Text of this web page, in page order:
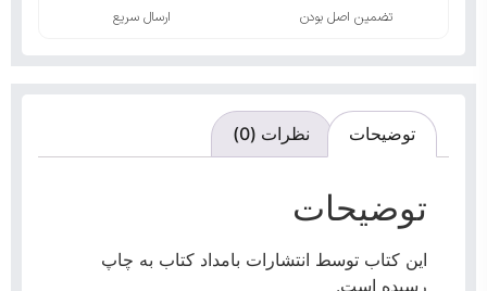
تضمین اصل بودن ارسال سریع
توضیحات نظرات (0)
توضیحات
این کتاب توسط انتشارات بامداد کتاب به چاپ
رسیده است.